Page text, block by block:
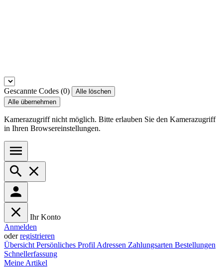
Gescannte Codes (0)
Alle löschen
Alle übernehmen
Kamerazugriff nicht möglich. Bitte erlauben Sie den Kamerazugriff
in Ihren Browsereinstellungen.
Ihr Konto
Anmelden
oderregistrieren
Übersicht Persönliches Profil Adressen Zahlungsarten Bestellungen
Schnellerfassung
Meine Artikel